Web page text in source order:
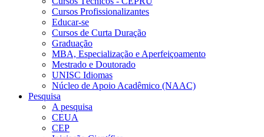
Cursos Profissionalizantes
Educar-se
Cursos de Curta Duração
Graduação
MBA, Especialização e Aperfeiçoamento
Mestrado e Doutorado
UNISC Idiomas
Núcleo de Apoio Acadêmico (NAAC)
Pesquisa
A pesquisa
CEUA
CEP